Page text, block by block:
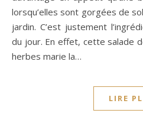
lorsqu’elles sont gorgées de
jardin. C’est justement
du jour. En effet, cette salade
herbes marie la…
LIRE